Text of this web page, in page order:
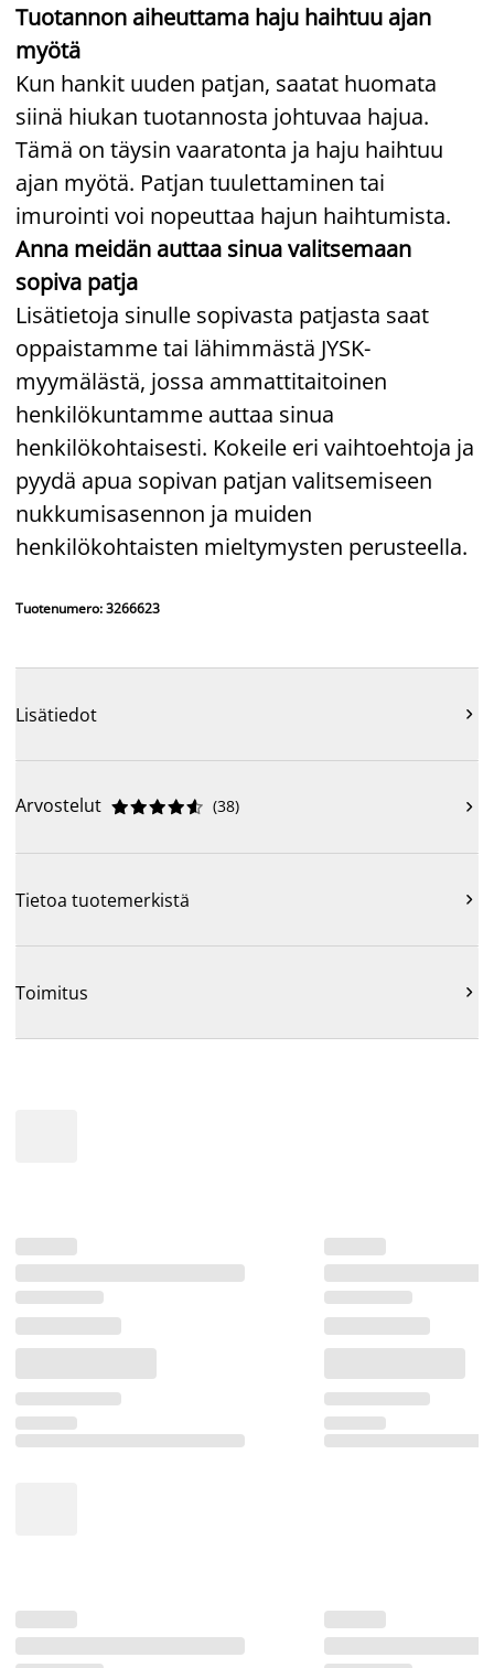
Tuotannon aiheuttama haju haihtuu ajan
myötä
Kun hankit uuden patjan, saatat huomata
siinä hiukan tuotannosta johtuvaa hajua.
Tämä on täysin vaaratonta ja haju haihtuu
ajan myötä. Patjan tuulettaminen tai
imurointi voi nopeuttaa hajun haihtumista.
Anna meidän auttaa sinua valitsemaan
sopiva patja
Lisätietoja sinulle sopivasta patjasta saat
oppaistamme tai lähimmästä JYSK-
myymälästä, jossa ammattitaitoinen
henkilökuntamme auttaa sinua
henkilökohtaisesti. Kokeile eri vaihtoehtoja ja
pyydä apua sopivan patjan valitsemiseen
nukkumisasennon ja muiden
henkilökohtaisten mieltymysten perusteella.
Tuotenumero: 3266623
Lisätiedot 
Arvostelut 




 (38) 
Tietoa tuotemerkistä 
Toimitus 